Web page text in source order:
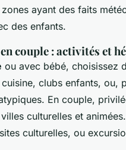
ayant des faits
des enfants.
couple : activités et
ou avec bébé, choisissez
clubs enfants, ou,
En couple,
culturelles et
culturelles, ou